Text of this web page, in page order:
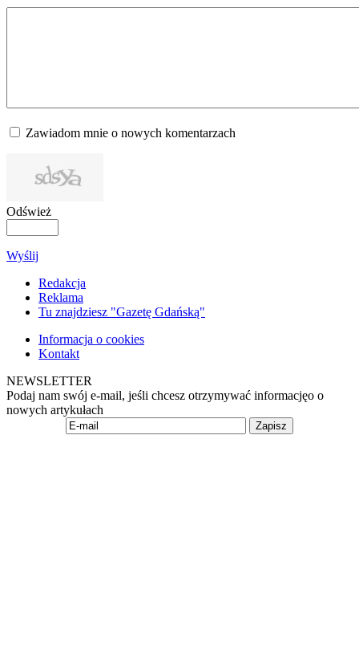
Zawiadom mnie o nowych komentarzach
Odśwież
Wyślij
Redakcja
Reklama
Tu znajdziesz "Gazetę Gdańską"
Informacja o cookies
Kontakt
NEWSLETTER
Podaj nam swój e-mail, jeśli chcesz otrzymywać informacjęo o
nowych artykułach
Zapisz